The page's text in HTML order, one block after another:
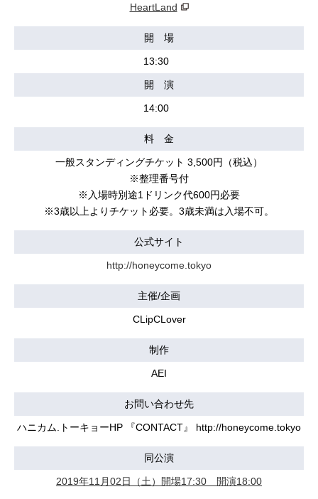
HeartLand
開 場
13:30
開 演
14:00
料 金
一般スタンディングチケット 3,500円（税込）
※整理番号付
※入場時別途1ドリンク代600円必要
※3歳以上よりチケット必要。3歳未満は入場不可。
公式サイト
http://honeycome.tokyo
主催/企画
CLipCLover
制作
AEI
お問い合わせ先
ハニカム.トーキョーHP 『CONTACT』 http://honeycome.tokyo
同公演
2019年11月02日（土）開場17:30 開演18:00